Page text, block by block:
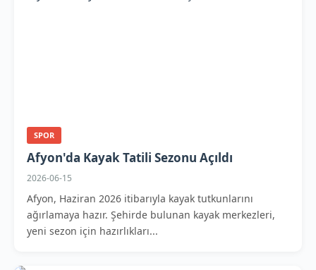
SPOR
Afyon'da Kayak Tatili Sezonu Açıldı
2026-06-15
Afyon, Haziran 2026 itibarıyla kayak tutkunlarını
ağırlamaya hazır. Şehirde bulunan kayak merkezleri,
yeni sezon için hazırlıkları...